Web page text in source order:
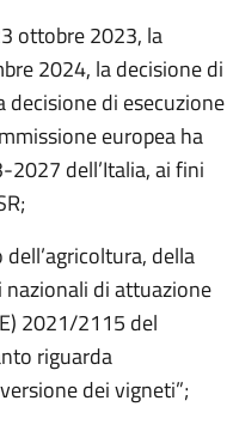
ottobre 2023, la
2024, la decisione di
decisione di esecuzione
europea ha
dell’Italia, ai fini
della
nazionali di attuazione
2021/2115 del
riguarda
dei vigneti”;